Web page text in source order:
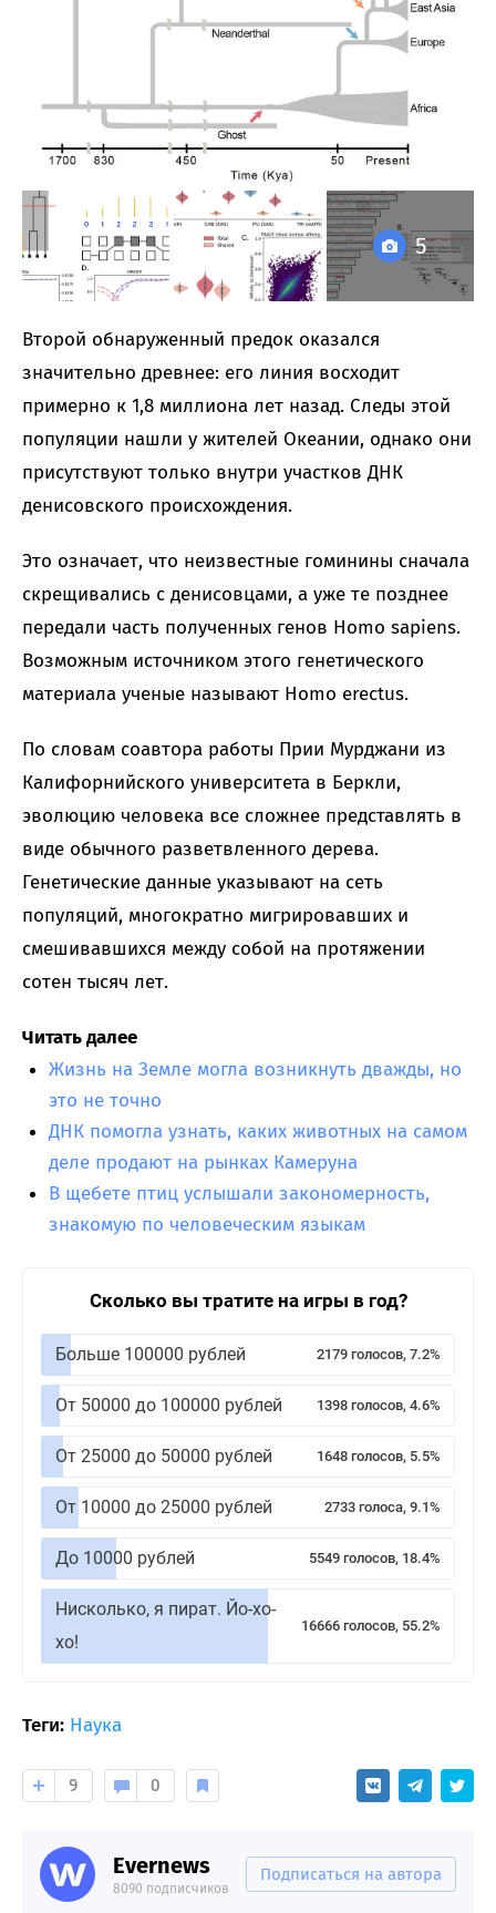
5
Второй обнаруженный предок оказался
значительно древнее: его линия восходит
примерно к 1,8 миллиона лет назад. Следы этой
популяции нашли у жителей Океании, однако они
присутствуют только внутри участков ДНК
денисовского происхождения.
Это означает, что неизвестные гоминины сначала
скрещивались с денисовцами, а уже те позднее
передали часть полученных генов Homo sapiens.
Возможным источником этого генетического
материала ученые называют Homo erectus.
По словам соавтора работы Прии Мурджани из
Калифорнийского университета в Беркли,
эволюцию человека все сложнее представлять в
виде обычного разветвленного дерева.
Генетические данные указывают на сеть
популяций, многократно мигрировавших и
смешивавшихся между собой на протяжении
сотен тысяч лет.
Читать далее
Жизнь на Земле могла возникнуть дважды, но
это не точно
ДНК помогла узнать, каких животных на самом
деле продают на рынках Камеруна
В щебете птиц услышали закономерность,
знакомую по человеческим языкам
Сколько вы тратите на игры в год?
Больше 100000 рублей 2179 голосов, 7.2%
От 50000 до 100000 рублей 1398 голосов, 4.6%
От 25000 до 50000 рублей 1648 голосов, 5.5%
От 10000 до 25000 рублей 2733 голоса, 9.1%
До 10000 рублей 5549 голосов, 18.4%
Нисколько, я пират. Йо-хо-
хо!
16666 голосов, 55.2%
Теги: Наука
9 0
Evernews
8090 подписчиков
Подписаться на автора